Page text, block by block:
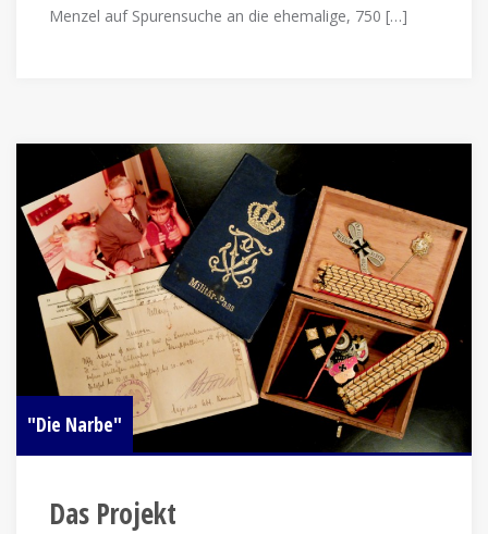
Menzel auf Spurensuche an die ehemalige, 750 […]
"Die Narbe"
Das Projekt